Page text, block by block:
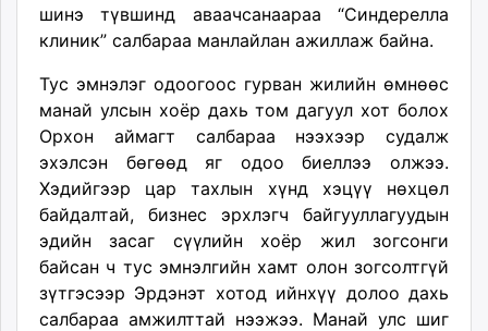
tac.mn
paparazzi.mn
шинэ түвшинд аваачсанаараа “Синдерелла
клиник” салбараа манлайлан ажиллаж байна.
Тус эмнэлэг одоогоос гурван жилийн өмнөөс
манай улсын хоёр дахь том дагуул хот болох
Орхон аймагт салбараа нээхээр судалж
эхэлсэн бөгөөд яг одоо биеллээ олжээ.
Хэдийгээр цар тахлын хүнд хэцүү нөхцөл
байдалтай, бизнес эрхлэгч байгууллагуудын
эдийн засаг сүүлийн хоёр жил зогсонги
байсан ч тус эмнэлгийн хамт олон зогсолтгүй
зүтгэсээр Эрдэнэт хотод ийнхүү долоо дахь
салбараа амжилттай нээжээ. Манай улс шиг